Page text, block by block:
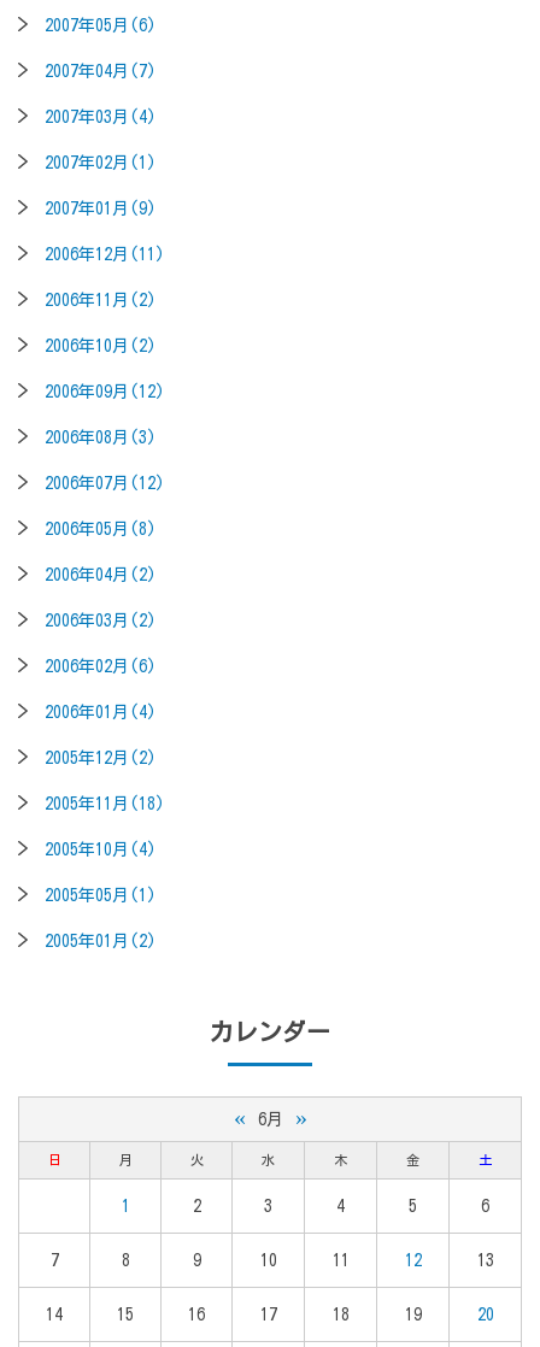
2007年05月(6)
2007年04月(7)
2007年03月(4)
2007年02月(1)
2007年01月(9)
2006年12月(11)
2006年11月(2)
2006年10月(2)
2006年09月(12)
2006年08月(3)
2006年07月(12)
2006年05月(8)
2006年04月(2)
2006年03月(2)
2006年02月(6)
2006年01月(4)
2005年12月(2)
2005年11月(18)
2005年10月(4)
2005年05月(1)
2005年01月(2)
カレンダー
« 6月 »
日 月 火 水 木 金 土
1 2 3 4 5 6
7 8 9 10 11 12 13
14 15 16 17 18 19 20